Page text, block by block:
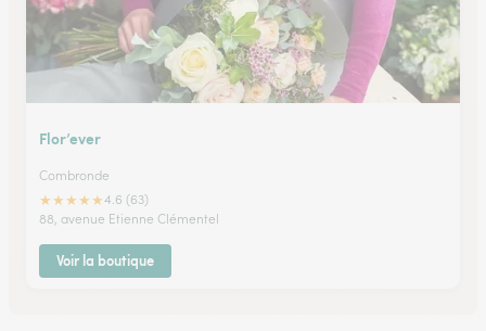
Flor’ever
Combronde
★★★★★4.6 (63)
88, avenue Etienne Clémentel
Voir la boutique